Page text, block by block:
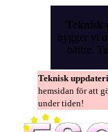
Teknisk
bygger vi
bättre.
Teknisk
hemsidan för att
under tiden!